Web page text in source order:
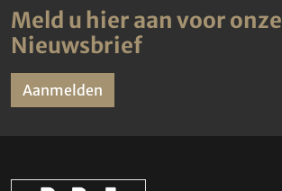
Meld u hier aan voor onze
Nieuwsbrief
Aanmelden